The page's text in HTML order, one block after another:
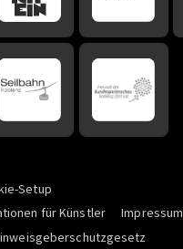
Setup
für Künstler
Impressum